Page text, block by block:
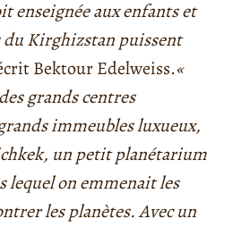
enseignée aux enfants et
du Kirghizstan puissent
Bektour Edelweiss.«
grands centres
immeubles luxueux,
un petit planétarium
lequel on emmenait les
les planètes. Avec un